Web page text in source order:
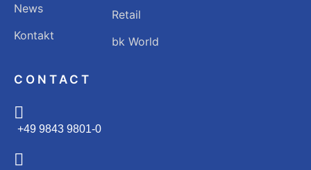
News
Kontakt
Retail
bk World
CONTACT
+49 9843 9801-0